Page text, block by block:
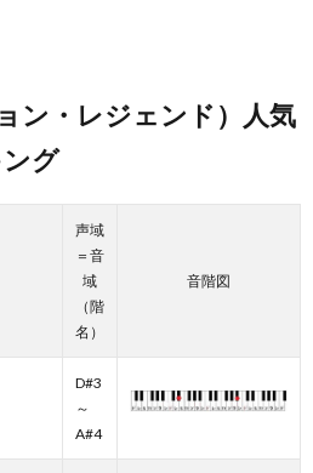
ン・レジェンド）人気
グ
声域
＝音
域
（階
名）
音階図
D#3
～
A#4